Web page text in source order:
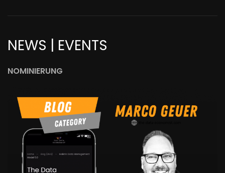
NEWS | EVENTS
NOMINIERUNG